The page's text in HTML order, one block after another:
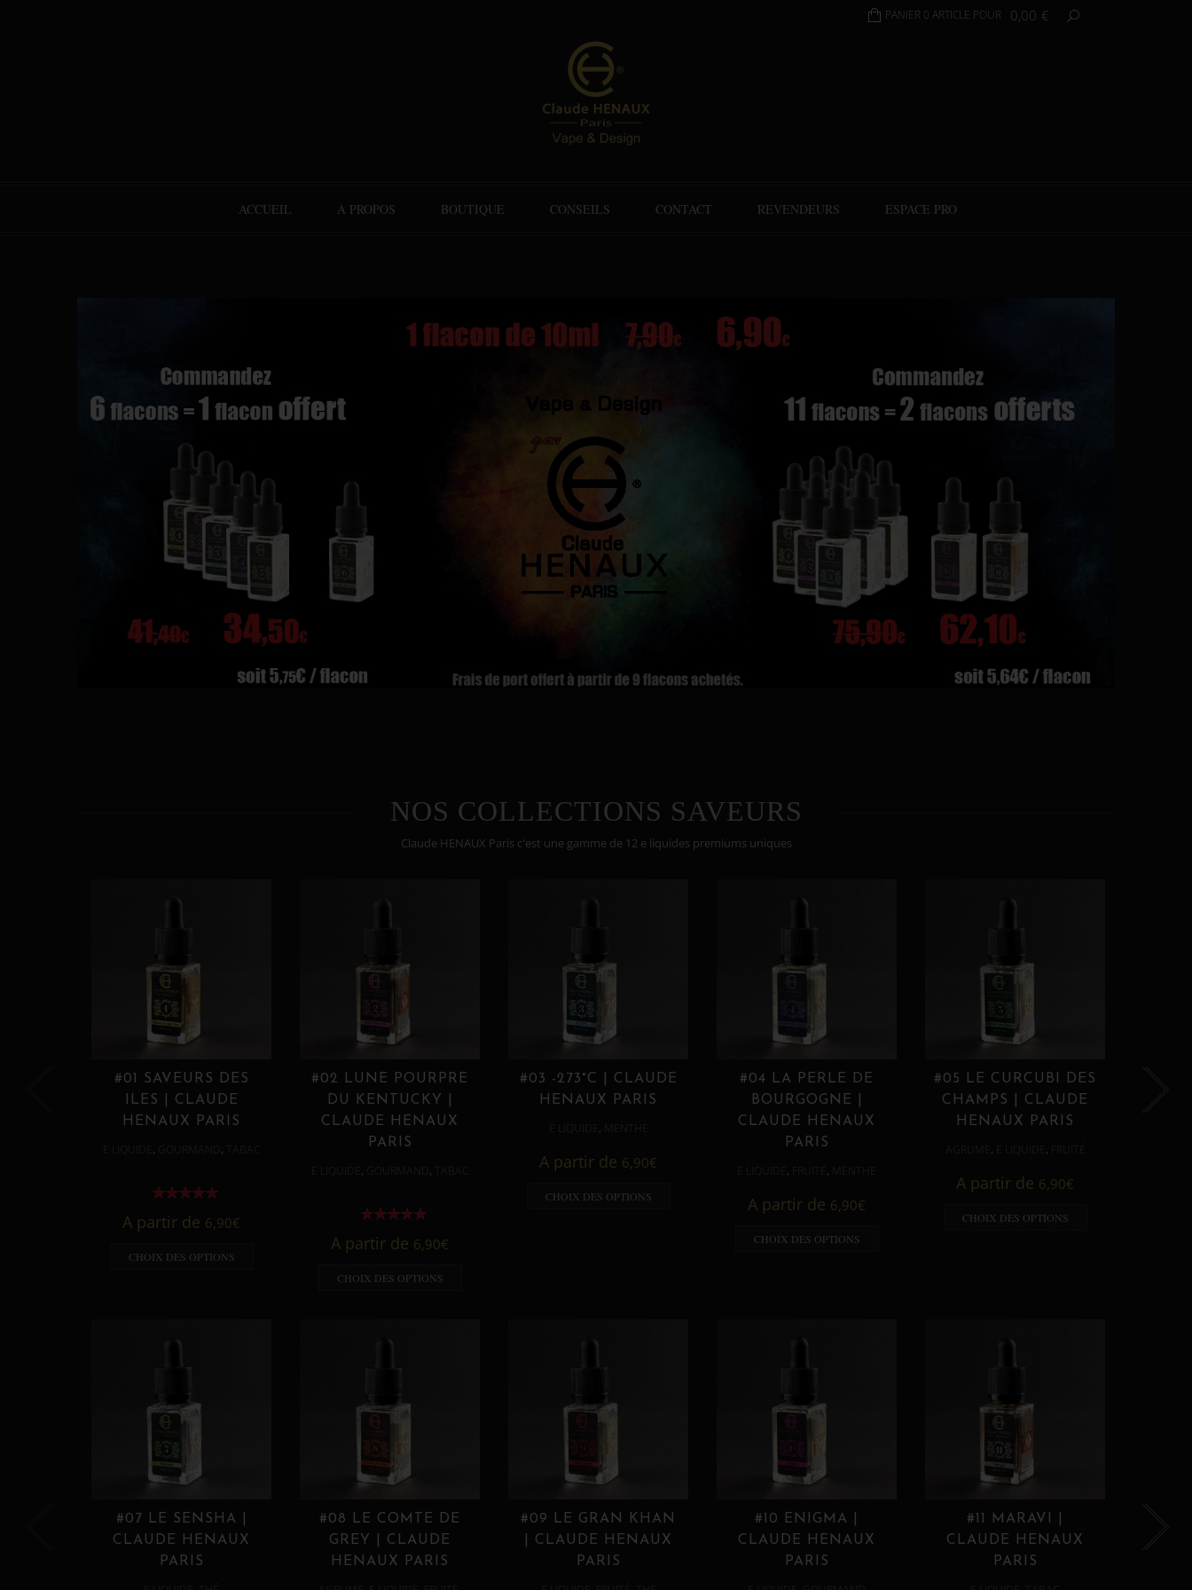
PANIER 0 ARTICLE POUR 0,00 €
ACCUEIL À PROPOS BOUTIQUE CONSEILS CONTACT REVENDEURS ESPACE PRO
NOS COLLECTIONS SAVEURS
Claude HENAUX Paris c'est une gamme de 12 e liquides premiums uniques
#01 SAVEURS DES
ILES | CLAUDE
HENAUX PARIS
, ,
A partir de 6,90€
CHOIX DES OPTIONS
#02 LUNE POURPRE
DU KENTUCKY |
CLAUDE HENAUX
PARIS
, ,
A partir de 6,90€
CHOIX DES OPTIONS
#03 -273°C | CLAUDE
HENAUX PARIS
,
A partir de 6,90€
CHOIX DES OPTIONS
#04 LA PERLE DE
BOURGOGNE |
CLAUDE HENAUX
PARIS
, ,
A partir de 6,90€
CHOIX DES OPTIONS
#05 LE CURCUBI DES
CHAMPS | CLAUDE
HENAUX PARIS
, ,
A partir de 6,90€
CHOIX DES OPTIONS
#07 LE SENSHA |
CLAUDE HENAUX
PARIS
#08 LE COMTE DE
GREY | CLAUDE
HENAUX PARIS
#09 LE GRAN KHAN
| CLAUDE HENAUX
PARIS
#10 ENIGMA |
CLAUDE HENAUX
PARIS
#11 MARAVI |
CLAUDE HENAUX
PARIS